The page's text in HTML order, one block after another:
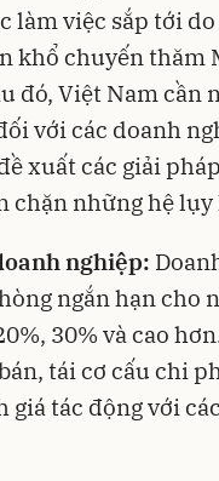
làm việc sắp tới
khổ chuyến thăm
đó, Việt Nam cần
với các doanh
xuất các giải
chặn những hệ lụy
nghiệp:
ngắn hạn cho
30% và cao
tái cơ cấu chi
giá tác động với